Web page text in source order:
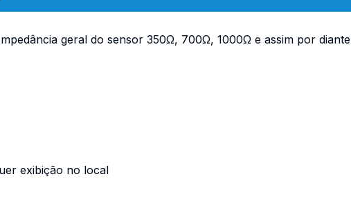
geral do sensor 350Ω, 700Ω, 1000Ω e assim por diante
exibição no local